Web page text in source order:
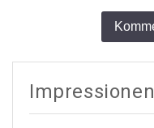
Impressionen